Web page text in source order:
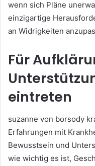
wenn sich Pläne
einzigartige
an Widrigkeiten
Für
eintreten
suzanne von borsody
Erfahrungen mit
Bewusstsein und
wie wichtig es ist,